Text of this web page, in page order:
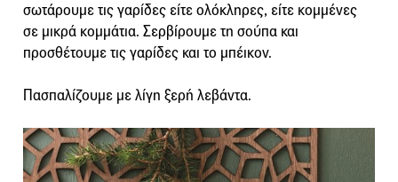
σωτάρουμε τις γαρίδες είτε ολόκληρες, είτε κομμένες
σε μικρά κομμάτια. Σερβίρουμε τη σούπα και
προσθέτουμε τις γαρίδες και το μπέικον.
Πασπαλίζουμε με λίγη ξερή λεβάντα.